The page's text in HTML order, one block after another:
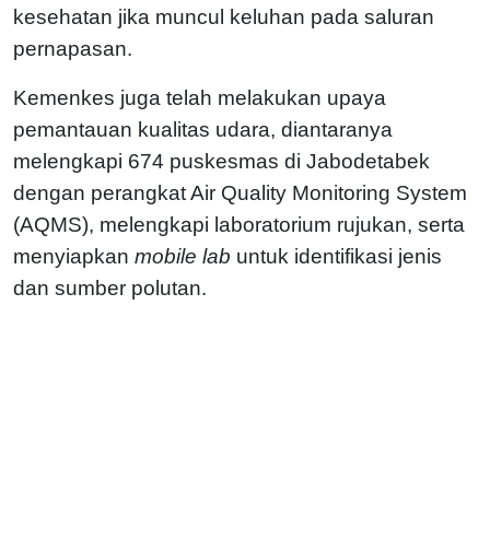
kesehatan jika muncul keluhan pada saluran
pernapasan.
Kemenkes juga telah melakukan upaya
pemantauan kualitas udara, diantaranya
melengkapi 674 puskesmas di Jabodetabek
dengan perangkat Air Quality Monitoring System
(AQMS), melengkapi laboratorium rujukan, serta
menyiapkan mobile lab untuk identifikasi jenis
dan sumber polutan.